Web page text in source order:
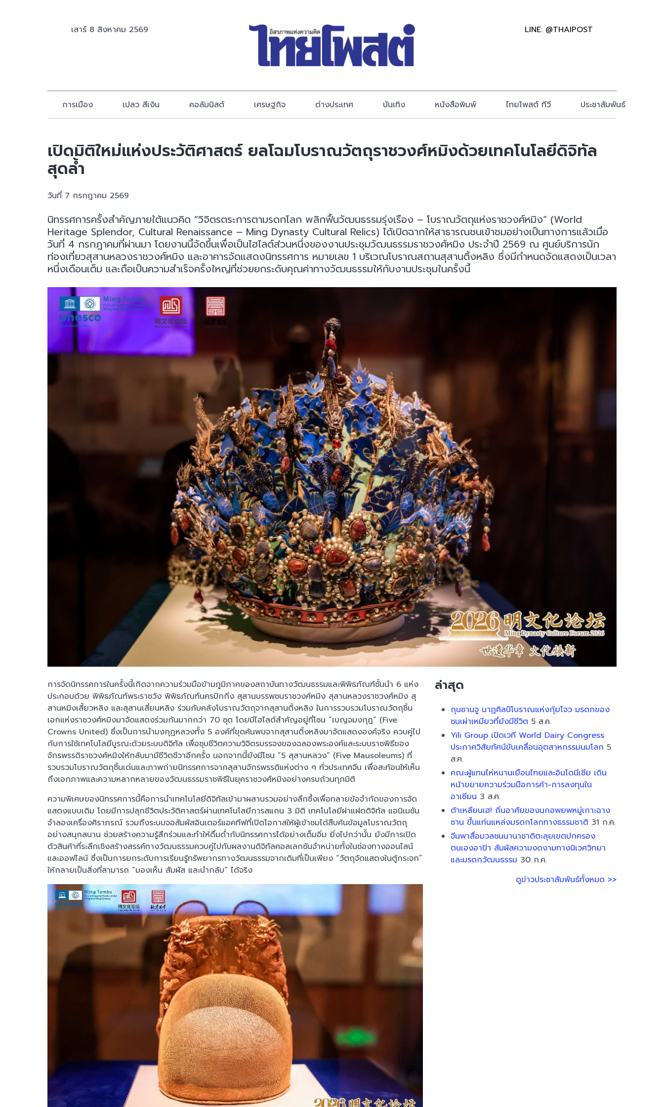
เสาร์ 8 สิงหาคม 2569 LINE: @THAIPOST
การเมือง เปลว สีเงิน คอลัมนิสต์ เศรษฐกิจ ต่างประเทศ บันเทิง หนังสือพิมพ์ ไทยโพสต์ ทีวี ประชาสัมพันธ์
เปิดมิติใหม่แห่งประวัติศาสตร์ ยลโฉมโบราณวัตถุราชวงศ์หมิงด้วยเทคโนโลยีดิจิทัล
สุดล้ำ
วันที่ 7 กรกฎาคม 2569
นิทรรศการครั้งสำคัญภายใต้แนวคิด “วิจิตรตระการตามรดกโลก พลิกฟื้นวัฒนธรรมรุ่งเรือง – โบราณวัตถุแห่งราชวงศ์หมิง” (World
Heritage Splendor, Cultural Renaissance – Ming Dynasty Cultural Relics) ได้เปิดฉากให้สาธารณชนเข้าชมอย่างเป็นทางการแล้วเมื่อ
วันที่ 4 กรกฎาคมที่ผ่านมา โดยงานนี้จัดขึ้นเพื่อเป็นไฮไลต์ส่วนหนึ่งของงานประชุมวัฒนธรรมราชวงศ์หมิง ประจำปี 2569 ณ ศูนย์บริการนัก
ท่องเที่ยวสุสานหลวงราชวงศ์หมิง และอาคารจัดแสดงนิทรรศการ หมายเลข 1 บริเวณโบราณสถานสุสานติ้งหลิง ซึ่งมีกำหนดจัดแสดงเป็นเวลา
หนึ่งเดือนเต็ม และถือเป็นความสำเร็จครั้งใหญ่ที่ช่วยยกระดับคุณค่าทางวัฒนธรรมให้กับงานประชุมในครั้งนี้
การจัดนิทรรศการในครั้งนี้เกิดจากความร่วมมือข้ามภูมิภาคของสถาบันทางวัฒนธรรมและพิพิธภัณฑ์ชั้นนำ 6 แห่ง
ประกอบด้วย พิพิธภัณฑ์พระราชวัง พิพิธภัณฑ์นครปักกิ่ง สุสานบรรพชนราชวงศ์หมิง สุสานหลวงราชวงศ์หมิง สุ
สานหมิงเสี้ยวหลิง และสุสานเสี่ยนหลิง ร่วมกับคลังโบราณวัตถุจากสุสานติ้งหลิง ในการรวบรวมโบราณวัตถุชิ้น
เอกแห่งราชวงศ์หมิงมาจัดแสดงร่วมกันมากกว่า 70 ชุด โดยมีไฮไลต์สำคัญอยู่ที่โซน “เบญจมงกุฎ” (Five
Crowns United) ซึ่งเป็นการนำมงกุฎหลวงทั้ง 5 องค์ที่ขุดค้นพบจากสุสานติ้งหลิงมาจัดแสดงองค์จริง ควบคู่ไป
กับการใช้เทคโนโลยีบูรณะด้วยระบบดิจิทัล เพื่อชุบชีวิตความวิจิตรบรรจงของฉลองพระองค์และระบบราชพิธีของ
จักรพรรดิราชวงศ์หมิงให้กลับมามีชีวิตชีวาอีกครั้ง นอกจากนี้ยังมีโซน “5 สุสานหลวง” (Five Mausoleums) ที่
รวบรวมโบราณวัตถุชิ้นเด่นและภาพถ่ายนิทรรศการจากสุสานจักรพรรดิแห่งต่าง ๆ ทั่วประเทศจีน เพื่อสะท้อนให้เห็น
ถึงเอกภาพและความหลากหลายของวัฒนธรรมราชพิธีในยุคราชวงศ์หมิงอย่างครบถ้วนทุกมิติ
ความพิเศษของนิทรรศการนี้คือการนำเทคโนโลยีดิจิทัลเข้ามาผสานรวมอย่างลึกซึ้งเพื่อทลายข้อจำกัดของการจัด
แสดงแบบเดิม โดยมีการปลุกชีวิตประวัติศาสตร์ผ่านเทคโนโลยีการสแกน 3 มิติ เทคโนโลยีฝาแฝดดิจิทัล แอนิเมชัน
จำลองเครื่องศิราภรณ์ รวมถึงระบบจอสัมผัสอินเตอร์แอคทีฟที่เปิดโอกาสให้ผู้เข้าชมได้สืบค้นข้อมูลโบราณวัตถุ
อย่างสนุกสนาน ช่วยสร้างความรู้สึกร่วมและทำให้ดื่มด่ำกับนิทรรศการได้อย่างเต็มอิ่ม ยิ่งไปกว่านั้น ยังมีการเปิด
ตัวสินค้าที่ระลึกเชิงสร้างสรรค์ทางวัฒนธรรมควบคู่ไปกับผลงานดิจิทัลคอลเลกชันจำหน่ายทั้งในช่องทางออนไลน์
และออฟไลน์ ซึ่งเป็นการยกระดับการเรียนรู้ทรัพยากรทางวัฒนธรรมจากเดิมที่เป็นเพียง “วัตถุจัดแสดงในตู้กระจก”
ให้กลายเป็นสิ่งที่สามารถ “มองเห็น สัมผัส และนำกลับ” ได้จริง
ล่าสุด
กุนซานจู นาฏศิลป์โบราณแห่งกุ้ยโจว มรดกของ
ชนเผ่าเหมียวที่ยังมีชีวิต 5 ส.ค.
Yili Group เปิดเวที World Dairy Congress
ประกาศวิสัยทัศน์ขับเคลื่อนอุตสาหกรรมนมโลก 5
ส.ค.
คณะผู้แทนไห่หนานเยือนไทยและอินโดนีเซีย เดิน
หน้าขยายความร่วมมือการค้า-การลงทุนใน
อาเซียน 3 ส.ค.
ต้าเหลียนเฮ! ถิ่นอาศัยของนกอพยพหมู่เกาะฉาง
ซาน ขึ้นแท่นแหล่งมรดกโลกทางธรรมชาติ 31 ก.ค.
จีนพาสื่อมวลชนนานาชาติตะลุยเขตปกครอง
ตนเองอาป้า สัมผัสความงดงามทางนิเวศวิทยา
และมรดกวัฒนธรรม 30 ก.ค.
ดูข่าวประชาสัมพันธ์ทั้งหมด >>